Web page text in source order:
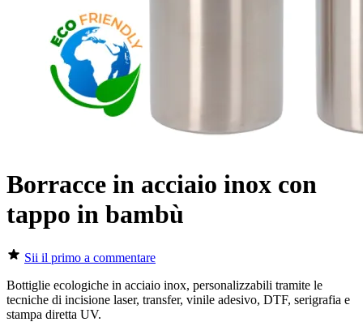
Borracce in acciaio inox con
tappo in bambù
Sii il primo a commentare
Bottiglie ecologiche in acciaio inox, personalizzabili tramite le
tecniche di incisione laser, transfer, vinile adesivo, DTF, serigrafia e
stampa diretta UV.